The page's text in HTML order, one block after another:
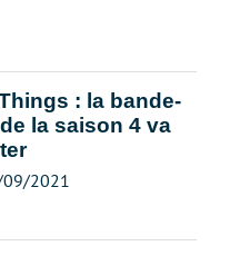
: la bande-
la saison 4 va
2021